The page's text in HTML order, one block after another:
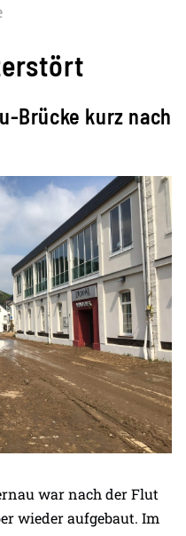
Brücke kurz nach
war nach der Flut
wieder aufgebaut. Im